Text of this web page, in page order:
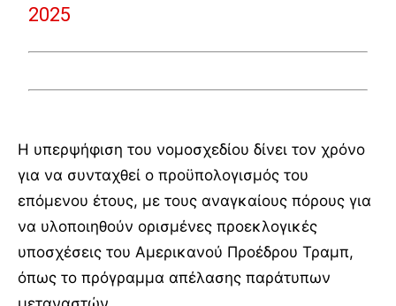
2025
Η υπερψήφιση του νομοσχεδίου δίνει τον χρόνο
για να συνταχθεί ο προϋπολογισμός του
επόμενου έτους, με τους αναγκαίους πόρους για
να υλοποιηθούν ορισμένες προεκλογικές
υποσχέσεις του Αμερικανού Προέδρου Τραμπ,
όπως το πρόγραμμα απέλασης παράτυπων